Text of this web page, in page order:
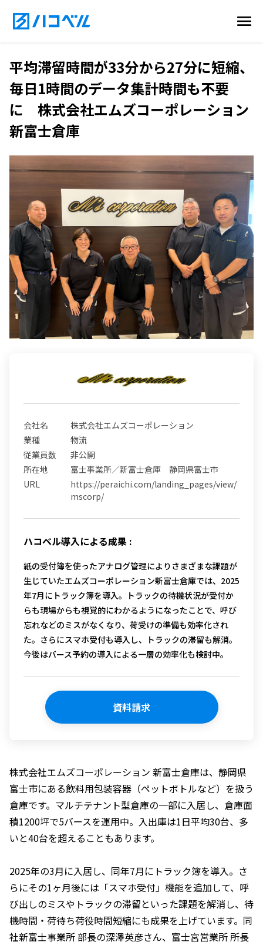
平均滞留時間が33分から27分に短縮、
毎日1時間のデータ集計時間も不要
に 株式会社エムズコーポレーション
新富士倉庫
会社名
株式会社エムズコーポレーション
業種
物流
従業員数
非公開
所在地
富士事業所／新富士倉庫 静岡県富士市
URL
https://peraichi.com/landing_pages/view/
mscorp/
ハコベル導入による成果 :
紙の受付簿を使ったアナログ管理によりさまざまな課題が
生じていたエムズコーポレーション新富士倉庫では、2025
年7月にトラック簿を導入。トラックの待機状況が受付か
らも現場からも視覚的にわかるようになったことで、呼び
忘れなどのミスがなくなり、荷受けの準備も効率化され
た。さらにスマホ受付も導入し、トラックの滞留も解消。
今後はバース予約の導入による一層の効率化も検討中。
資料請求
株式会社エムズコーポレーション 新富士倉庫は、静岡県
富士市にある飲料用包装容器（ペットボトルなど）を扱う
倉庫です。マルチテナント型倉庫の一部に入居し、倉庫面
積1200坪で5バースを運用中。入出庫は1日平均30台、多
いと40台を超えることもあります。
2025年の3月に入居し、同年7月にトラック簿を導入。さ
らにその1ヶ月後には「スマホ受付」機能を追加して、呼
び出しのミスやトラックの滞留といった課題を解消し、待
機時間・荷待ち荷役時間短縮にも成果を上げています。同
社新富士事業所 部長の深澤英彦さん、富士宮営業所 所長